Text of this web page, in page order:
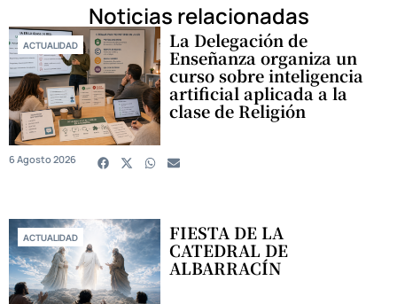
Noticias relacionadas
ACTUALIDAD La Delegación de
Enseñanza organiza un
curso sobre inteligencia
artificial aplicada a la
clase de Religión
6 Agosto 2026
ACTUALIDAD FIESTA DE LA
CATEDRAL DE
ALBARRACÍN